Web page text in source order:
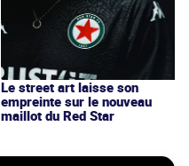
Le street art laisse son
empreinte sur le nouveau
maillot du Red Star